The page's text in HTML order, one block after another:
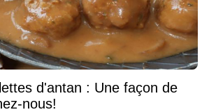
d'antan : Une façon de
nous!